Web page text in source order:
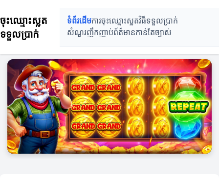
ចុះឈ្មោះស្លត
ទទួលប្រាក់
ទំព័រដើមការចុះឈ្មោះស្លតវិធីទទួលប្រាក់
សំណួរញឹកញាប់ព័ត៌មានកាន់តែច្បាស់